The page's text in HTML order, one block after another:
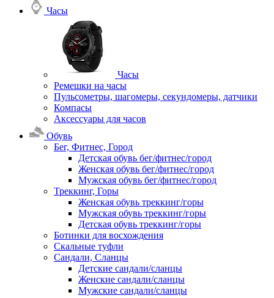
Часы
Часы
Ремешки на часы
Пульсометры, шагомеры, секундомеры, датчики
Компасы
Аксессуары для часов
Обувь
Бег, Фитнес, Город
Детская обувь бег/фитнес/город
Женская обувь бег/фитнес/город
Мужская обувь бег/фитнес/город
Треккинг, Горы
Женская обувь треккинг/горы
Мужская обувь треккинг/горы
Детская обувь треккинг/горы
Ботинки для восхождения
Скальные туфли
Сандали, Сланцы
Детские сандали/сланцы
Женские сандали/сланцы
Мужские сандали/сланцы